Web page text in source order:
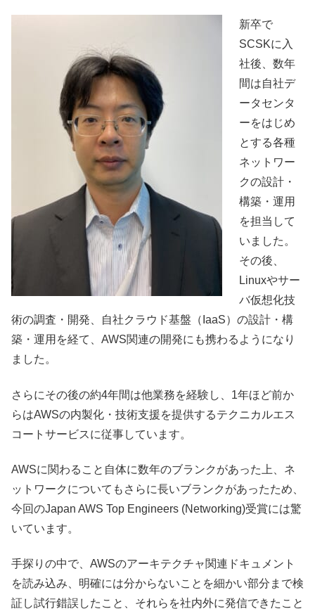
新卒で
SCSKに入
社後、数年
間は自社デ
ータセンタ
ーをはじめ
とする各種
ネットワー
クの設計・
構築・運用
を担当して
いました。
その後、
Linuxやサー
バ仮想化技
術の調査・開発、自社クラウド基盤（IaaS）の設計・構
築・運用を経て、AWS関連の開発にも携わるようになり
ました。
さらにその後の約4年間は他業務を経験し、1年ほど前か
らはAWSの内製化・技術支援を提供するテクニカルエス
コートサービスに従事しています。
AWSに関わること自体に数年のブランクがあった上、ネ
ットワークについてもさらに長いブランクがあったため、
今回のJapan AWS Top Engineers (Networking)受賞には驚
いています。
手探りの中で、AWSのアーキテクチャ関連ドキュメント
を読み込み、明確には分からないことを細かい部分まで検
証し試行錯誤したこと、それらを社内外に発信できたこと